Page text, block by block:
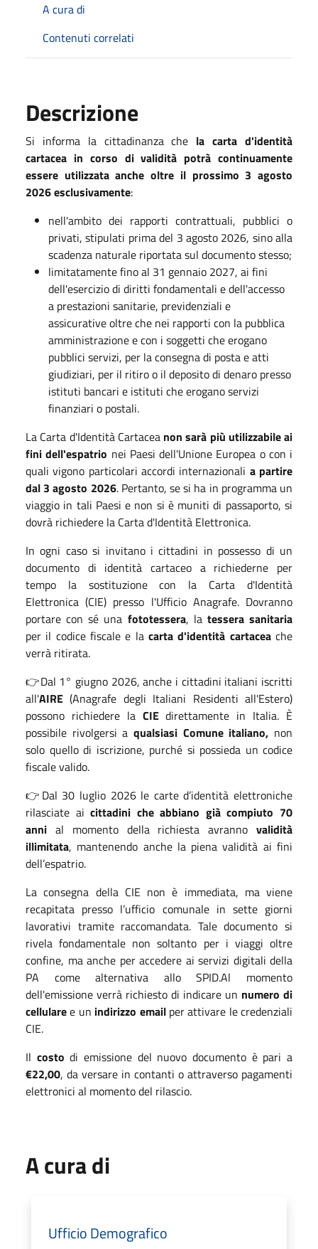
A cura di
Contenuti correlati
Descrizione
Si informa la cittadinanza che la carta d'identità
cartacea in corso di validità potrà continuamente
essere utilizzata anche oltre il prossimo 3 agosto
2026 esclusivamente:
nell'ambito dei rapporti contrattuali, pubblici o
privati, stipulati prima del 3 agosto 2026, sino alla
scadenza naturale riportata sul documento stesso;
limitatamente fino al 31 gennaio 2027, ai fini
dell'esercizio di diritti fondamentali e dell'accesso
a prestazioni sanitarie, previdenziali e
assicurative oltre che nei rapporti con la pubblica
amministrazione e con i soggetti che erogano
pubblici servizi, per la consegna di posta e atti
giudiziari, per il ritiro o il deposito di denaro presso
istituti bancari e istituti che erogano servizi
finanziari o postali.
La Carta d'Identità Cartacea non sarà più utilizzabile ai
fini dell'espatrio nei Paesi dell'Unione Europea o con i
quali vigono particolari accordi internazionali a partire
dal 3 agosto 2026. Pertanto, se si ha in programma un
viaggio in tali Paesi e non si è muniti di passaporto, si
dovrà richiedere la Carta d'Identità Elettronica.
In ogni caso si invitano i cittadini in possesso di un
documento di identità cartaceo a richiederne per
tempo la sostituzione con la Carta d'Identità
Elettronica (CIE) presso l'Ufficio Anagrafe. Dovranno
portare con sé una fototessera, la tessera sanitaria
per il codice fiscale e la carta d'identità cartaceache
verrà ritirata.
👉Dal 1° giugno 2026, anche i cittadini italiani iscritti
all'AIRE (Anagrafe degli Italiani Residenti all'Estero)
possono richiedere la CIEdirettamente in Italia. È
possibile rivolgersi a qualsiasi Comune italiano, non
solo quello di iscrizione, purché si possieda un codice
fiscale valido.
👉Dal 30 luglio 2026 le carte d’identità elettroniche
rilasciate aicittadini che abbiano già compiuto 70
anni al momento della richiesta avranno validità
illimitata, mantenendo anche la piena validità ai fini
dell’espatrio.
La consegna della CIE non è immediata, ma viene
recapitata presso l’ufficio comunale in sette giorni
lavorativi tramite raccomandata. Tale documento si
rivela fondamentale non soltanto per i viaggi oltre
confine, ma anche per accedere ai servizi digitali della
PA come alternativa allo SPID.Al momento
dell'emissione verrà richiesto di indicare un numero di
cellularee un indirizzo emailper attivare le credenziali
CIE.
Il costo di emissione del nuovo documento è pari a
€22,00, da versare in contanti o attraverso pagamenti
elettronici al momento del rilascio.
A cura di
Ufficio Demografico